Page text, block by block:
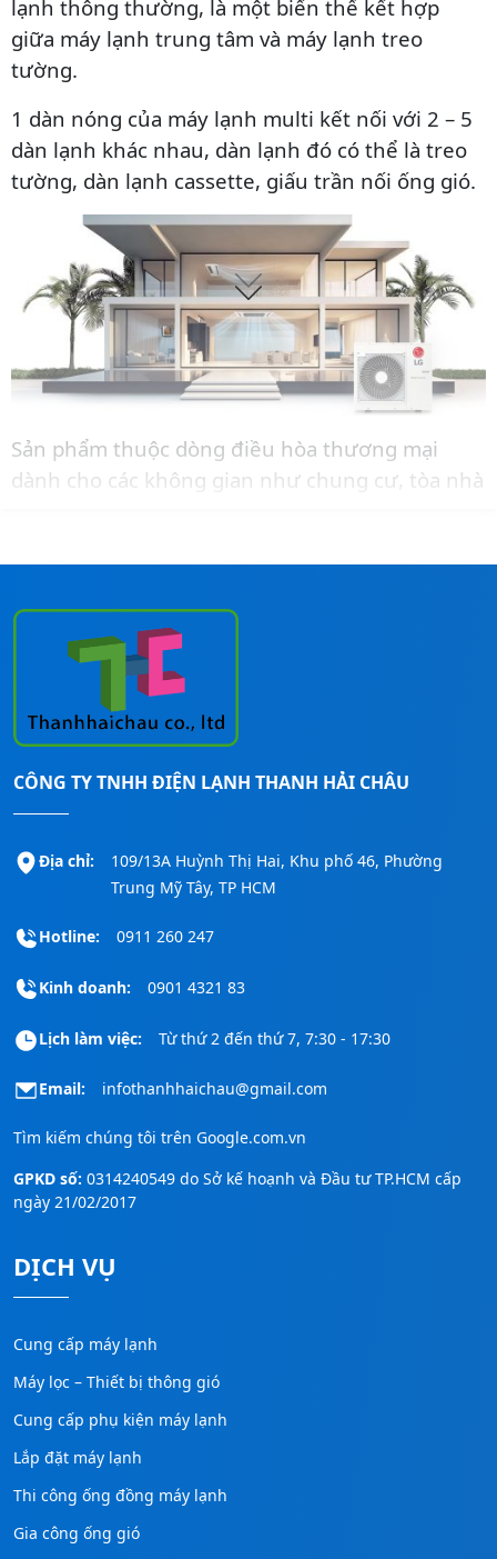
lạnh thông thường, là một biến thể kết hợp
giữa máy lạnh trung tâm và máy lạnh treo
tường.
1 dàn nóng của máy lạnh multi kết nối với 2 – 5
dàn lạnh khác nhau, dàn lạnh đó có thể là treo
tường, dàn lạnh cassette, giấu trần nối ống gió.
Sản phẩm thuộc dòng điều hòa thương mại
dành cho các không gian như chung cư, tòa nhà
tư vấn thêm và báo giá lắp đặt cho công trình.
CÔNG TY TNHH ĐIỆN LẠNH THANH HẢI CHÂU
Địa chỉ:
109/13A Huỳnh Thị Hai, Khu phố 46, Phường
Trung Mỹ Tây, TP HCM
Hotline: 0911 260 247
Kinh doanh: 0901 4321 83
Lịch làm việc: Từ thứ 2 đến thứ 7, 7:30 - 17:30
Email: infothanhhaichau@gmail.com
Tìm kiếm chúng tôi trên Google.com.vn
GPKD số: 0314240549 do Sở kế hoạnh và Đầu tư TP.HCM cấp
ngày 21/02/2017
DỊCH VỤ
Cung cấp máy lạnh
Máy lọc – Thiết bị thông gió
Cung cấp phụ kiện máy lạnh
Lắp đặt máy lạnh
Thi công ống đồng máy lạnh
Gia công ống gió